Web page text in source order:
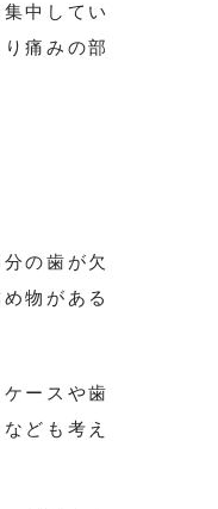
中してい
痛みの部
の歯が欠
物がある
ースや歯
ども考え